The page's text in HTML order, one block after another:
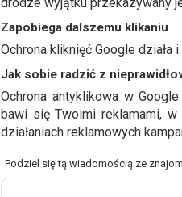
Zapobiega dalszemu klikaniu
Ochrona kliknięć Google
Jak sobie radzić z
Ochrona antyklikowa w
bawi się Twoimi reklamami,
działaniach reklamowych
Podziel się tą wiadomością ze